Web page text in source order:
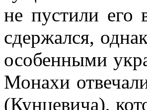
не пустили его
сдержался,
особенными
Монахи
(Кунцевича),